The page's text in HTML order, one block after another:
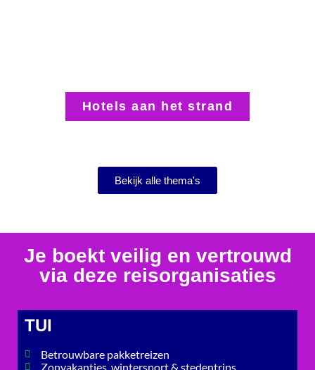
Hotels aan het strand
Bekijk alle thema's
Je boekt veilig en vertrouwd
via deze reisorganisaties
TUI
Betrouwbare pakketreizen
Zonvakanties, wintersport & stedentrips